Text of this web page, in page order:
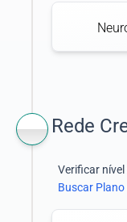
Rede
Verificar nível
Buscar Plano